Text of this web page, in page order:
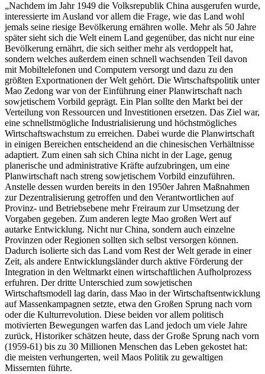
„Nachdem im Jahr 1949 die Volksrepublik China ausgerufen wurde,
interessierte im Ausland vor allem die Frage, wie das Land wohl
jemals seine riesige Bevölkerung ernähren wolle. Mehr als 50 Jahre
später sieht sich die Welt einem Land gegenüber, das nicht nur eine
Bevölkerung ernährt, die sich seither mehr als verdoppelt hat,
sondern welches außerdem einen schnell wachsenden Teil davon
mit Mobiltelefonen und Computern versorgt und dazu zu den
größten Exportnationen der Welt gehört. Die Wirtschaftspolitik unter
Mao Zedong war von der Einführung einer Planwirtschaft nach
sowjetischem Vorbild geprägt. Ein Plan sollte den Markt bei der
Verteilung von Ressourcen und Investitionen ersetzen. Das Ziel war,
eine schnellstmögliche Industrialisierung und höchstmögliches
Wirtschaftswachstum zu erreichen. Dabei wurde die Planwirtschaft
in einigen Bereichen entscheidend an die chinesischen Verhältnisse
adaptiert. Zum einen sah sich China nicht in der Lage, genug
planerische und administrative Kräfte aufzubringen, um eine
Planwirtschaft nach streng sowjetischem Vorbild einzuführen.
Anstelle dessen wurden bereits in den 1950er Jahren Maßnahmen
zur Dezentralisierung getroffen und den Verantwortlichen auf
Provinz- und Betriebsebene mehr Freiraum zur Umsetzung der
Vorgaben gegeben. Zum anderen legte Mao großen Wert auf
autarke Entwicklung. Nicht nur China, sondern auch einzelne
Provinzen oder Regionen sollten sich selbst versorgen können.
Dadurch isolierte sich das Land vom Rest der Welt gerade in einer
Zeit, als andere Entwicklungsländer durch aktive Förderung der
Integration in den Weltmarkt einen wirtschaftlichen Aufholprozess
erfuhren. Der dritte Unterschied zum sowjetischen
Wirtschaftsmodell lag darin, dass Mao in der Wirtschaftsentwicklung
auf Massenkampagnen setzte, etwa den Großen Sprung nach vorn
oder die Kulturrevolution. Diese beiden vor allem politisch
motivierten Bewegungen warfen das Land jedoch um viele Jahre
zurück, Historiker schätzen heute, dass der Große Sprung nach vorn
(1959-61) bis zu 30 Millionen Menschen das Leben gekostet hat:
die meisten verhungerten, weil Maos Politik zu gewaltigen
Missernten führte.